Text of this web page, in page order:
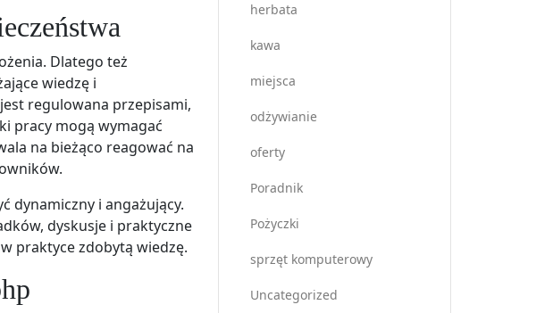
Dlatego też
wiedzę i
regulowana przepisami,
pracy mogą wymagać
na bieżąco reagować na
dynamiczny i angażujący.
dyskusje i praktyczne
praktyce zdobytą wiedzę.
herbata
kawa
miejsca
odżywianie
oferty
Poradnik
Pożyczki
sprzęt komputerowy
Uncategorized